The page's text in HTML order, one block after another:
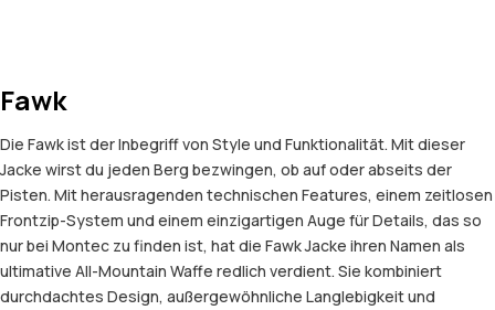
Fawk
Die Fawk ist der Inbegriff von Style und Funktionalität. Mit dieser
Jacke wirst du jeden Berg bezwingen, ob auf oder abseits der
Pisten. Mit herausragenden technischen Features, einem zeitlosen
Frontzip-System und einem einzigartigen Auge für Details, das so
nur bei Montec zu finden ist, hat die Fawk Jacke ihren Namen als
ultimative All-Mountain Waffe redlich verdient. Sie kombiniert
durchdachtes Design, außergewöhnliche Langlebigkeit und